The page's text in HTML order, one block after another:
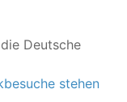
Deut­sche
stehen